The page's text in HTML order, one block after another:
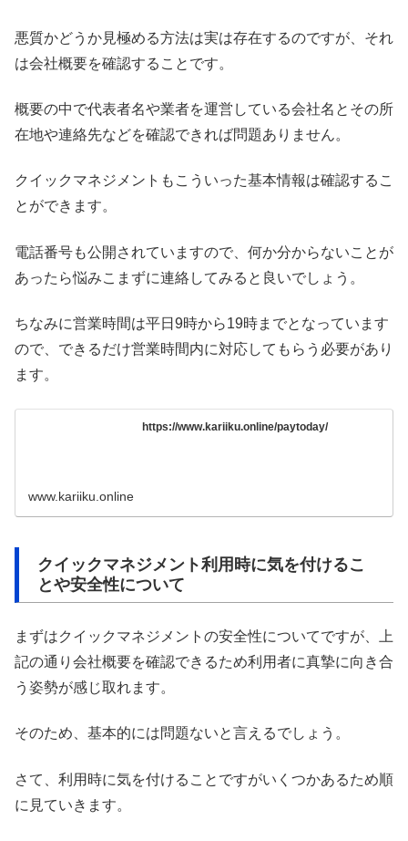
悪質かどうか見極める方法は実は存在するのですが、それ
は会社概要を確認することです。
概要の中で代表者名や業者を運営している会社名とその所
在地や連絡先などを確認できれば問題ありません。
クイックマネジメントもこういった基本情報は確認するこ
とができます。
電話番号も公開されていますので、何か分からないことが
あったら悩みこまずに連絡してみると良いでしょう。
ちなみに営業時間は平日9時から19時までとなっています
ので、できるだけ営業時間内に対応してもらう必要があり
ます。
https://www.kariiku.online/paytoday/
www.kariiku.online
クイックマネジメント利用時に気を付けるこ
とや安全性について
まずはクイックマネジメントの安全性についてですが、上
記の通り会社概要を確認できるため利用者に真摯に向き合
う姿勢が感じ取れます。
そのため、基本的には問題ないと言えるでしょう。
さて、利用時に気を付けることですがいくつかあるため順
に見ていきます。